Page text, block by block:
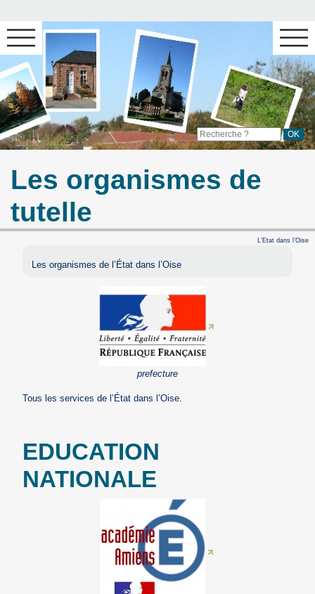
Les organismes de
tutelle
L’Etat dans l’Oise
Les organismes de l’État dans l’Oise
prefecture
Tous les services de l’État dans l’Oise.
EDUCATION
NATIONALE